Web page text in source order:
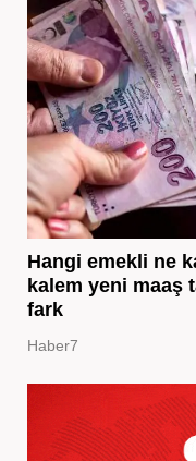
Hangi emekli ne
kalem yeni maaş
fark
Haber7